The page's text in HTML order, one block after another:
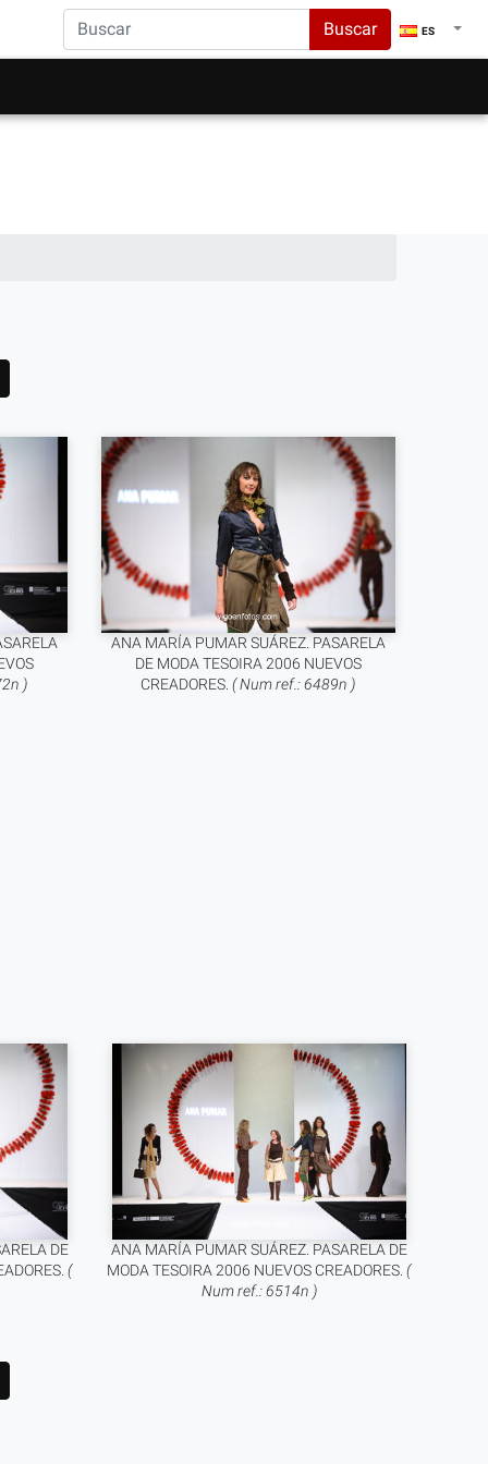
Buscar ES
)
ANA MARÍA PUMAR SUÁREZ. PASARELA
DE MODA TESOIRA 2006 NUEVOS
CREADORES.( Num ref.: 6489n )
DE
(
ANA MARÍA PUMAR SUÁREZ. PASARELA DE
MODA TESOIRA 2006 NUEVOS CREADORES.(
Num ref.: 6514n )